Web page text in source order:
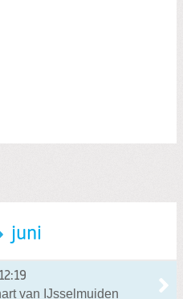
juni
van IJsselmuiden